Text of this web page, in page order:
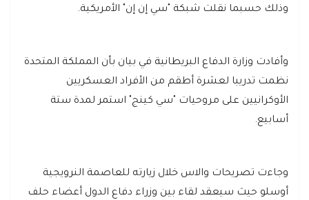
وذلك حسبما نقلت شبكة "سي إن إن" الأمريكية.
وأفادت وزارة الدفاع البريطانية في بيان بأن المملكة المتحدة
نظمت تدريبا لعشرة أطقم من الأفراد العسكريين
الأوكرانيين على مروحيات "سي كينج" استمر لمدة ستة
أسابيع.
وجاءت تصريحات والاس خلال زيارته للعاصمة النرويجية
أوسلو حيث سيعقد لقاء بين وزراء دفاع الدول أعضاء حلف